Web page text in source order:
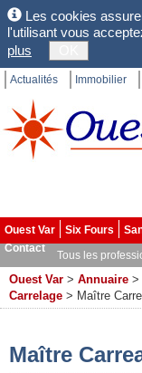
Les cookies
l'utilisant vous
plus
Actualités Immobilier
Ouest Var Six Fours
Contact
Tous les
Ouest Var > Annuaire >
Carrelage > Maître
Maître